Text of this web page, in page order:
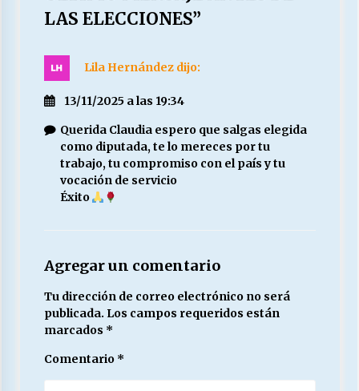
LAS ELECCIONES”
Lila Hernández dijo:
13/11/2025 a las 19:34
Querida Claudia espero que salgas elegida
como diputada, te lo mereces por tu
trabajo, tu compromiso con el país y tu
vocación de servicio
Éxito
Agregar un comentario
Tu dirección de correo electrónico no será
publicada. Los campos requeridos están
marcados *
Comentario *